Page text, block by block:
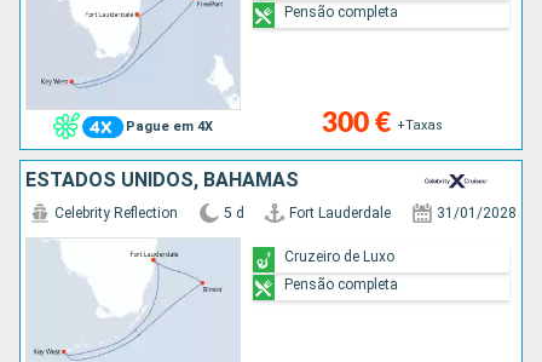
Pague em 4X 300 € +Taxas
Pensão completa
ESTADOS UNIDOS, BAHAMAS
Celebrity Reflection 5 d Fort Lauderdale 31/01/2028
Cruzeiro de Luxo
Pensão completa